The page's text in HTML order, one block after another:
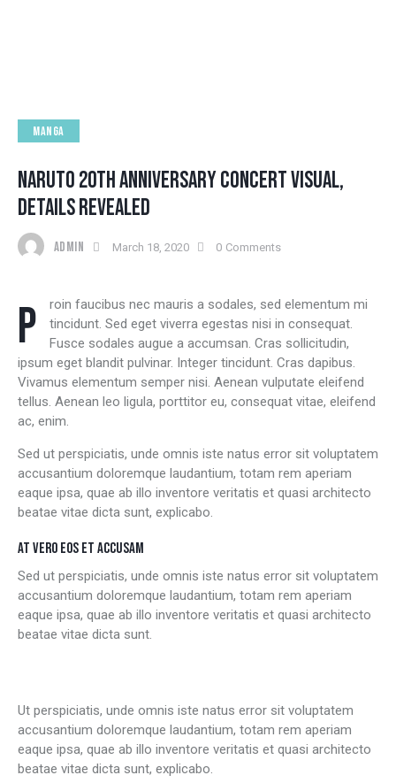
MANGA
NARUTO 20TH ANNIVERSARY CONCERT VISUAL,
DETAILS REVEALED
ADMIN March 18, 2020 0 Comments
Proin faucibus nec mauris a sodales, sed elementum mi
tincidunt. Sed eget viverra egestas nisi in consequat.
Fusce sodales augue a accumsan. Cras sollicitudin,
ipsum eget blandit pulvinar. Integer tincidunt. Cras dapibus.
Vivamus elementum semper nisi. Aenean vulputate eleifend
tellus. Aenean leo ligula, porttitor eu, consequat vitae, eleifend
ac, enim.
Sed ut perspiciatis, unde omnis iste natus error sit voluptatem
accusantium doloremque laudantium, totam rem aperiam
eaque ipsa, quae ab illo inventore veritatis et quasi architecto
beatae vitae dicta sunt, explicabo.
AT VERO EOS ET ACCUSAM
Sed ut perspiciatis, unde omnis iste natus error sit voluptatem
accusantium doloremque laudantium, totam rem aperiam
eaque ipsa, quae ab illo inventore veritatis et quasi architecto
beatae vitae dicta sunt.
Ut perspiciatis, unde omnis iste natus error sit voluptatem
accusantium doloremque laudantium, totam rem aperiam
eaque ipsa, quae ab illo inventore veritatis et quasi architecto
beatae vitae dicta sunt, explicabo.